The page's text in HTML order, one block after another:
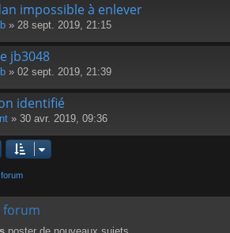
impossible à enlever
» 28 sept. 2019, 21:15
jb3048
» 02 sept. 2019, 21:39
identifié
» 30 avr. 2019, 09:36
forum
forum